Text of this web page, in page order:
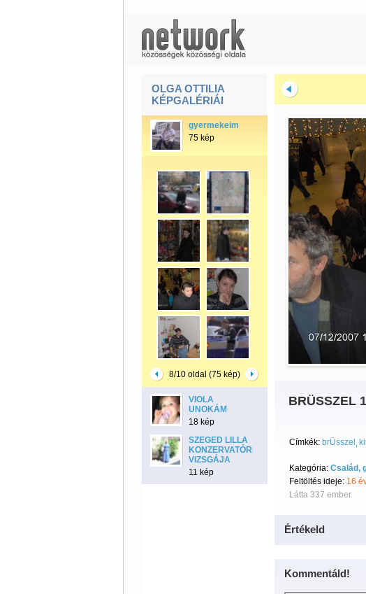
OLGA OTTILIA
KÉPGALÉRIÁI
gyermekeim
75 kép
8/10 oldal (75 kép)
VIOLA
UNOKÁM
18 kép
SZEGED LILLA
KONZERVATÓRIUMI
VIZSGÁJA
11 kép
BRÜSSZEL 1
Címkék: brÜsszel
Kategória: Család,
Feltöltés ideje: 16
Látta 337 ember.
Értékeld
Kommentáld!